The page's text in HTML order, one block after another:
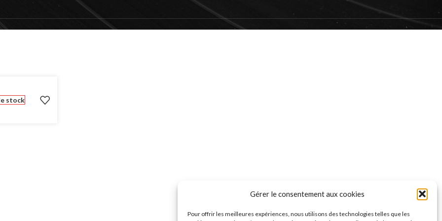
Gérer le consentement aux cookies
Pour offrir les meilleures expériences, nous utilisons des technologies telles que les
stock